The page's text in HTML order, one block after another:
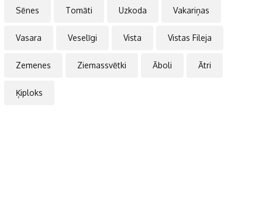
Sēnes Tomāti Uzkoda Vakariņas
Vasara Veselīgi Vista Vistas Fileja
Zemenes Ziemassvētki Āboli Ātri
Ķiploks